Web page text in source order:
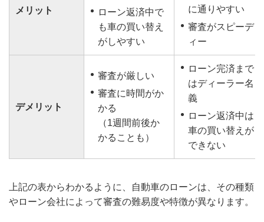
メリット
ローン返済中で
も車の買い替え
がしやすい
に通りやすい
審査がスピーデ
ィー
デメリット
審査が厳しい
審査に時間がか
かる
（1週間前後か
かることも）
ローン完済まで
はディーラー名
義
ローン返済中は
車の買い替えが
できない
上記の表からわかるように、自動車のローンは、その種類
やローン会社によって審査の難易度や特徴が異なります。